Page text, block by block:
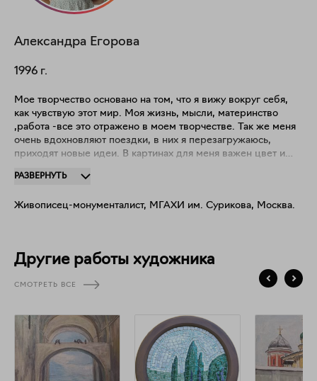
Александра Егорова
1996 г.
Мое творчество основано на том, что я вижу вокруг себя,
как чувствую этот мир. Моя жизнь, мысли, материнство
,работа -все это отражено в моем творчестве. Так же меня
очень вдохновляют поездки, в них я перезагружаюсь,
приходят новые идеи. В картинах для меня важен цвет и
тональная ясность. Последние годы я много занимаюсь
поэтому мне пришла мысль сделать небольшие
РАЗВЕРНУТЬ
Живописец-монументалист, МГАХИ им. Сурикова, Москва.
Другие работы художника
СМОТРЕТЬ ВСЕ